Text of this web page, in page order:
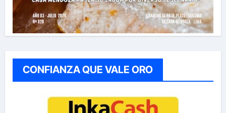
CONFIANZA QUE VALE ORO